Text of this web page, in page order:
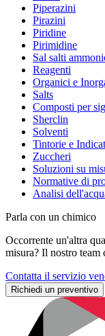
Piperazini
Pirazini
Piridine
Pirimidine
Sal salti
Reagenti
Organici e
Salts
Composti per
Sherclin
Solventi
Tintorie e
Zuccheri
Soluzioni su
Normative di
Analisi
Parla con un chimico
Occorrente un'altra
misura? Il nostro team
Contatta il servizio
Richiedi un preventivo